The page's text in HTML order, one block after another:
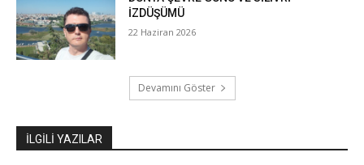
İZDÜŞÜMÜ
22 Haziran 2026
Devamını Göster
İLGILI YAZILAR